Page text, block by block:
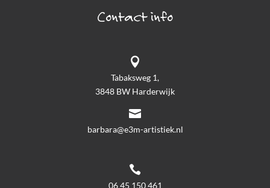
Contact info

Tabaksweg 1,
3848 BW Harderwijk

barbara@e3m-artistiek.nl

06 45 150 461